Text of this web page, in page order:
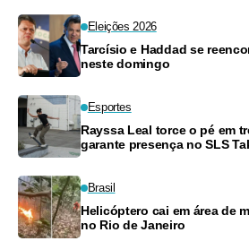
Eleições 2026
Tarcísio e Haddad se
neste domingo
Esportes
Rayssa Leal torce o pé em
garante presença no SLS
Brasil
Helicóptero cai em área de
no Rio de Janeiro